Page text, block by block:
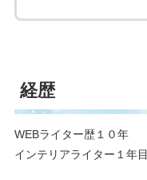
経歴
WEBライター歴１０年
インテリアライター１年目